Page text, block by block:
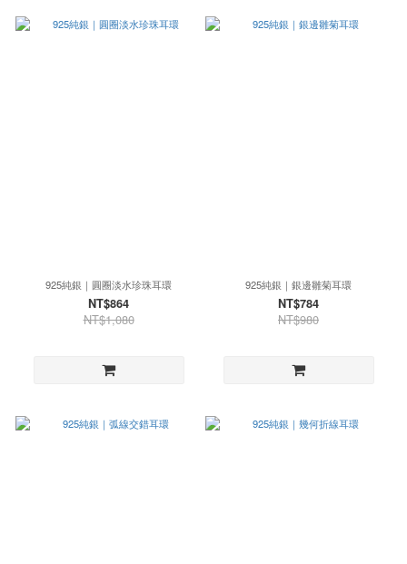
925純銀｜圓圈淡水珍珠耳環
NT$864
NT$1,080
925純銀｜銀邊雛菊耳環
NT$784
NT$980